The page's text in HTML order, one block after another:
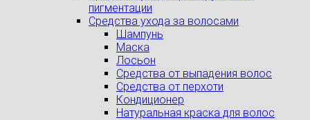
пигментации
Средства ухода за волосами
Шампунь
Маска
Лосьон
Средства от выпадения волос
Средства от перхоти
Кондиционер
Натуральная краска для волос